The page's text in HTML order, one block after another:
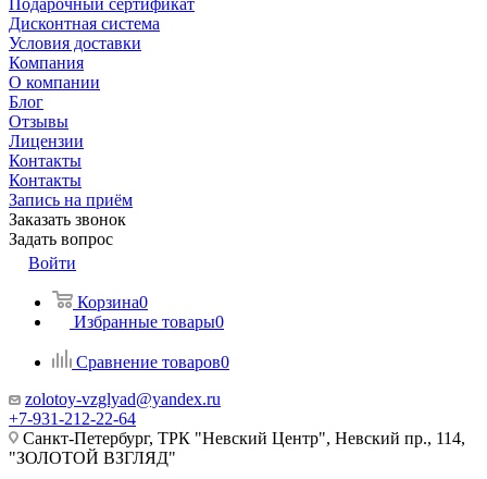
Подарочный сертификат
Дисконтная система
Условия доставки
Компания
О компании
Блог
Отзывы
Лицензии
Контакты
Контакты
Запись на приём
Заказать звонок
Задать вопрос
Войти
Корзина0
Избранные товары0
Сравнение товаров0
zolotoy-vzglyad@yandex.ru
+7-931-212-22-64
Санкт-Петербург, ТРК "Невский Центр", Невский пр., 114,
"ЗОЛОТОЙ ВЗГЛЯД"